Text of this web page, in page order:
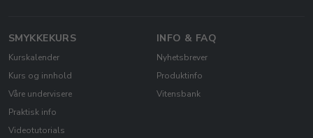
SMYKKEKURS
Kurskalender
Kurs og innhold
Våre undervisere
Praktisk info
Videotutorials
INFO & FAQ
Nyhetsbrever
Produktinfo
Vitensbank